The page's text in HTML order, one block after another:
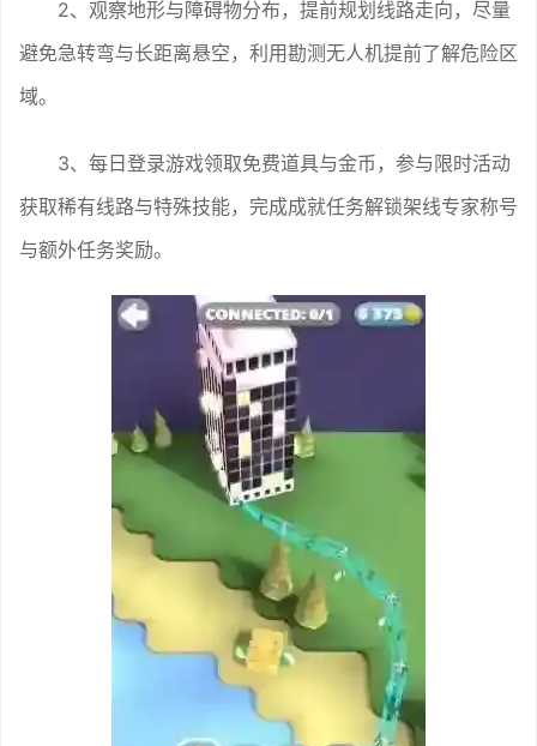
2、观察地形与障碍物分布，提前规划线路走向，尽量
避免急转弯与长距离悬空，利用勘测无人机提前了解危险区
域。
3、每日登录游戏领取免费道具与金币，参与限时活动
获取稀有线路与特殊技能，完成成就任务解锁架线专家称号
与额外任务奖励。